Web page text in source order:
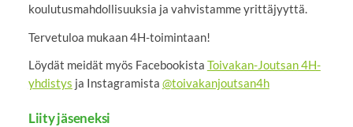
koulutusmahdollisuuksia ja vahvistamme yrittäjyyttä.
Tervetuloa mukaan 4H-toimintaan!
Löydät meidät myös Facebookista Toivakan-Joutsan 4H-
yhdistys ja Instagramista @toivakanjoutsan4h
Liity jäseneksi